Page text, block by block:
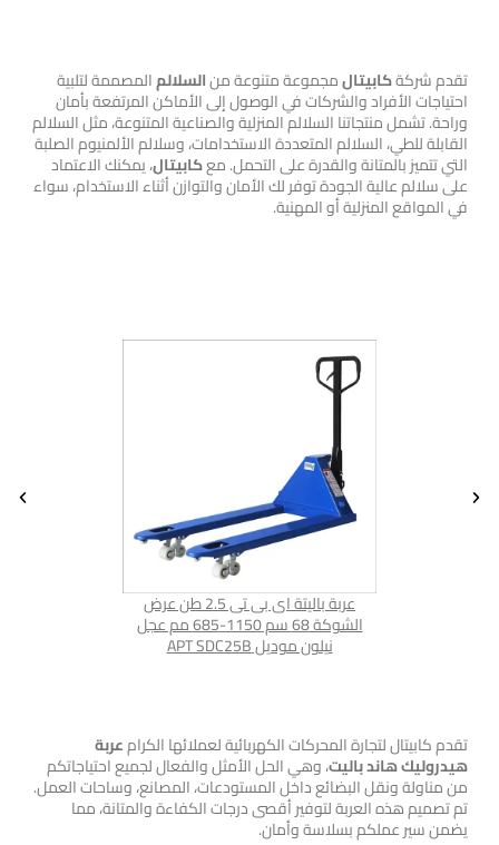
تقدم شركةكابيتالمجموعة متنوعة منالسلالمالمصممة لتلبية
احتياجات الأفراد والشركات في الوصول إلى الأماكن المرتفعة بأمان
وراحة. تشمل منتجاتنا السلالم المنزلية والصناعية المتنوعة، مثل السلالم
القابلة للطي، السلالم المتعددة الاستخدامات، وسلالم الألمنيوم الصلبة
التي تتميز بالمتانة والقدرة على التحمل. معكابيتال، يمكنك الاعتماد
على سلالم عالية الجودة توفر لك الأمان والتوازن أثناء الاستخدام، سواء
في المواقع المنزلية أو المهنية.
تقدم كابيتال لتجارة المحركات الكهربائية لعملائها الكرامعربة
هيدروليك هاند باليت، وهي الحل الأمثل والفعال لجميع احتياجاتكم
من مناولة ونقل البضائع داخل المستودعات، المصانع، وساحات العمل.
تم تصميم هذه العربة لتوفير أقصى درجات الكفاءة والمتانة، مما
يضمن سير عملكم بسلاسة وأمان.
عربة باليتة اى بى تى 2.5 طن عرض
الشوكة 68 سم 1150-685 مم عجل
نيلون موديل APT SDC25B